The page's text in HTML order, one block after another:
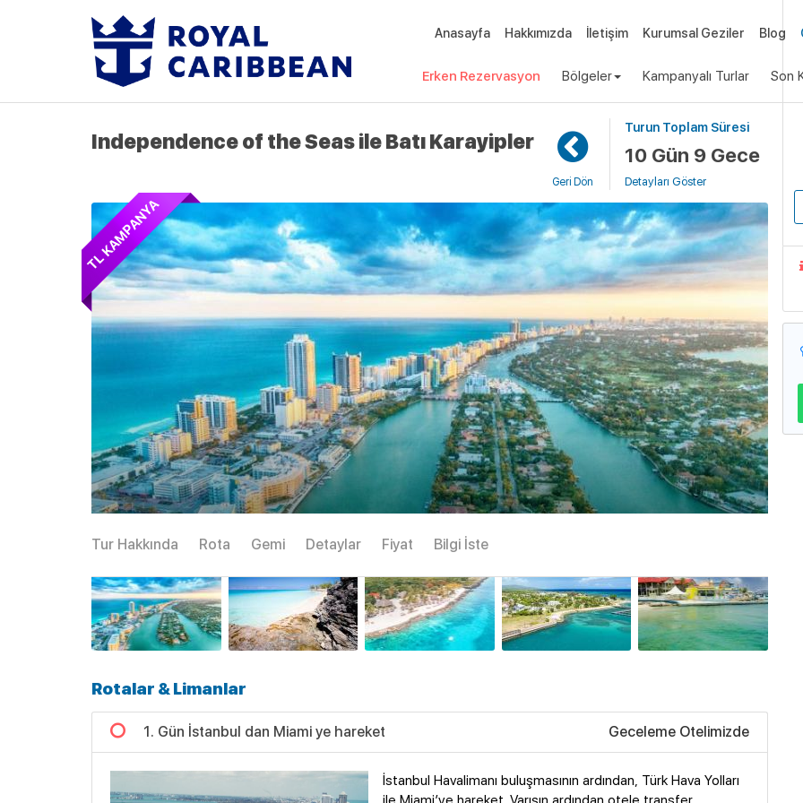
Anasayfa Hakkımızda İletişim Kurumsal Geziler Blog
Erken Rezervasyon Bölgeler Kampanyalı Turlar Son
Independence of the Seas ile Batı Karayipler
Geri Dön
Turun Toplam Süresi
10 Gün 9 Gece
Detayları Göster
TL KAMPANYA
Tur Hakkında Rota Gemi Detaylar Fiyat Bilgi İste
Rotalar & Limanlar
1. Gün İstanbul dan Miami ye hareket Geceleme Otelimizde
İstanbul Havalimanı buluşmasının ardından, Türk Hava Yolları